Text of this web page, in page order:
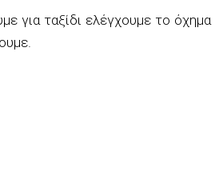
για ταξίδι ελέγχουμε το όχημα